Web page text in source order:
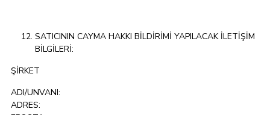
SATICININ CAYMA HAKKI BİLDİRİMİ YAPILACAK İLETİŞİM
BİLGİLERİ:
ŞİRKET
ADI/UNVANI:
ADRES: